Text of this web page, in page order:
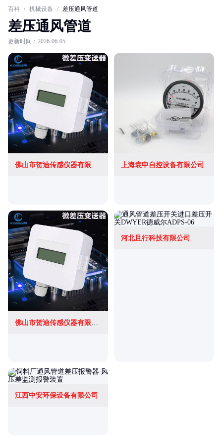
百科 / 机械设备 / 差压通风管道
差压通风管道
更新时间：2026-06-05
佛山市贺迪传感仪器有限公司 上海袁申自控设备有限公司
河北且行科技有限公司
江西中安环保设备有限公司